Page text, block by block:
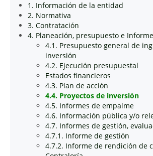
1. Información de la entidad
2. Normativa
3. Contratación
4. Planeación, presupuesto e
4.1. Presupuesto general de
inversión
4.2. Ejecución presupuestal
Estados financieros
4.3. Plan de acción
4.4. Proyectos de inversión
4.5. Informes de empalme
4.6. Información pública y/o
4.7. Informes de gestión,
4.7.1. Informe de gestión
4.7.2. Informe de rendición de